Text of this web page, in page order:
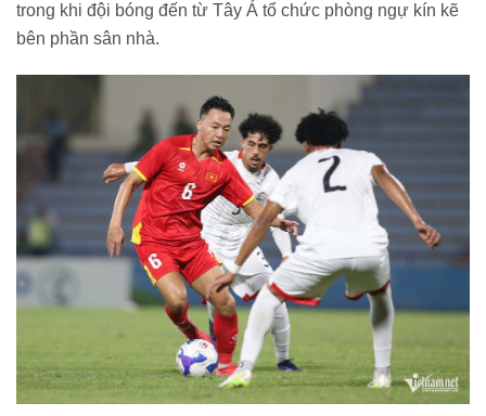
trong khi đội bóng đến từ Tây Á tổ chức phòng ngự kín kẽ
bên phần sân nhà.